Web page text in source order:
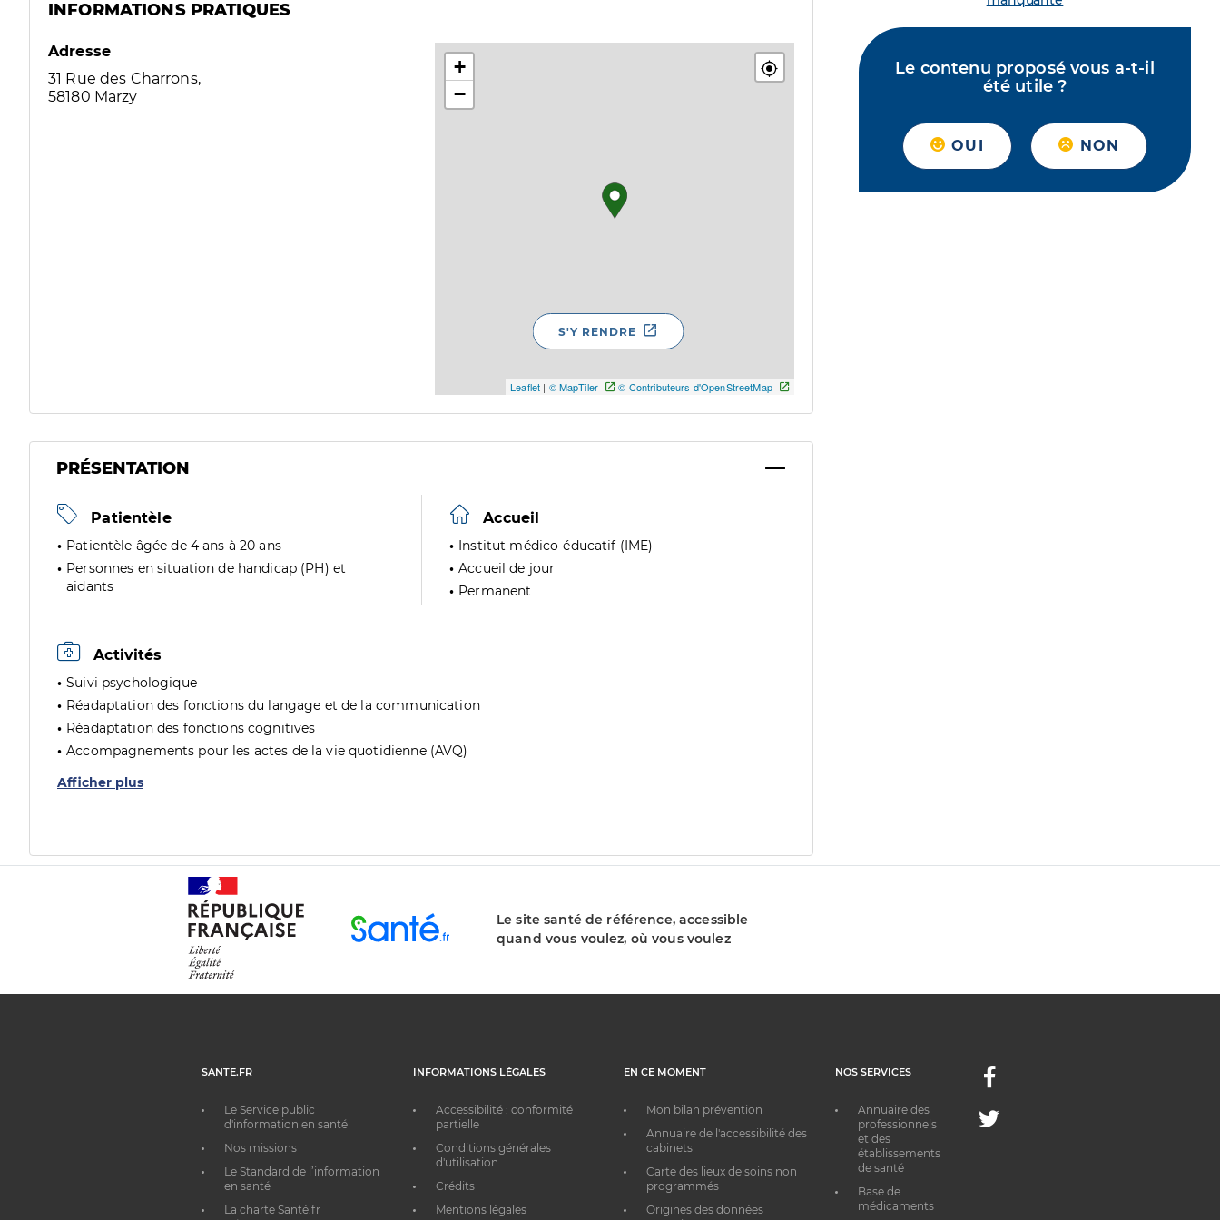
INFORMATIONS PRATIQUES
Adresse
31 Rue des Charrons,
58180 Marzy
+
−
Leaflet | © MapTiler © Contributeurs d'OpenStreetMap
S'Y RENDRE
PRÉSENTATION
Patientèle
Patientèle âgée de 4 ans à 20 ans
Personnes en situation de handicap (PH) et
aidants
Accueil
Institut médico-éducatif (IME)
Accueil de jour
Permanent
Activités
Suivi psychologique
Réadaptation des fonctions du langage et de la communication
Réadaptation des fonctions cognitives
Accompagnements pour les actes de la vie quotidienne (AVQ)
Afficher plus
Le contenu proposé vous a-t-il
été utile ?
OUI NON
Le site santé de référence, accessible
quand vous voulez, où vous voulez
SANTE.FR
Le Service public
d'information en santé
Nos missions
Le Standard de l’information
en santé
La charte Santé.fr
INFORMATIONS LÉGALES
Accessibilité : conformité
partielle
Conditions générales
d'utilisation
Crédits
Mentions légales
EN CE MOMENT
Mon bilan prévention
Annuaire de l'accessibilité des
cabinets
Carte des lieux de soins non
programmés
Origines des données
NOS SERVICES
Annuaire des
professionnels
et des
établissements
de santé
Base de
médicaments
Facebook
Twitter